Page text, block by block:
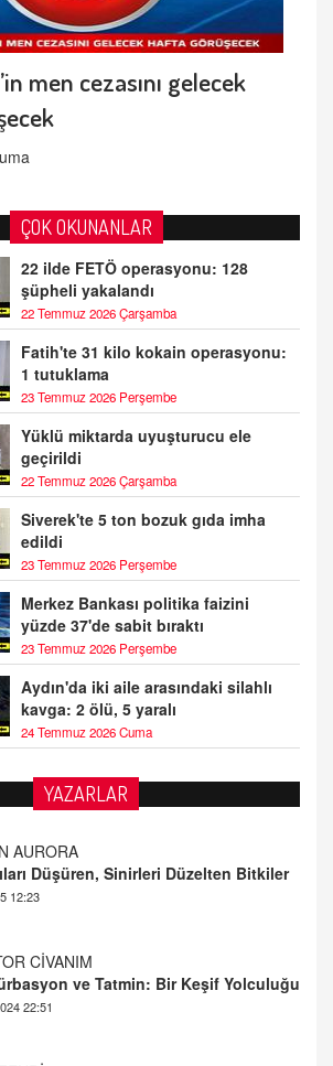
men cezasını gelecek
ÇOK OKUNANLAR
22 ilde FETÖ operasyonu: 128
şüpheli yakalandı
22 Temmuz 2026 Çarşamba
Fatih'te 31 kilo kokain operasyonu:
1 tutuklama
23 Temmuz 2026 Perşembe
Yüklü miktarda uyuşturucu ele
geçirildi
22 Temmuz 2026 Çarşamba
Siverek'te 5 ton bozuk gıda imha
edildi
23 Temmuz 2026 Perşembe
Merkez Bankası politika faizini
yüzde 37'de sabit bıraktı
23 Temmuz 2026 Perşembe
Aydın'da iki aile arasındaki silahlı
kavga: 2 ölü, 5 yaralı
24 Temmuz 2026 Cuma
YAZARLAR
CİVANIM
ve Tatmin: Bir Keşif Yolculuğu
22:51
At Yarışı Tahminleri | 21 Aralık